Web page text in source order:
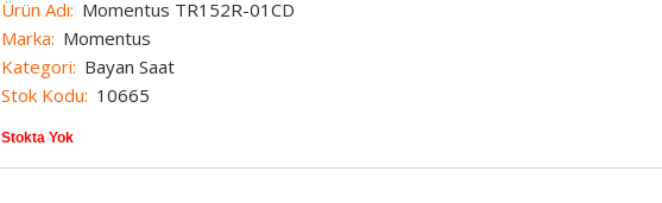
Nacar
Nixon Welder
Ürün Adı: Momentus TR152R-01CD
Marka: Momentus
Kategori: Bayan Saat
Stok Kodu: 10665
Stokta Yok